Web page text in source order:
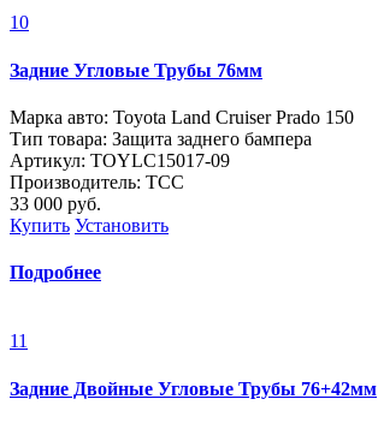
10
Задние Угловые Трубы 76мм
Марка авто: Toyota Land Cruiser Prado 150
Тип товара: Защита заднего бампера
Артикул: TOYLC15017-09
Производитель: ТСС
33 000 руб.
Купить Установить
Подробнее
11
Задние Двойные Угловые Трубы 76+42мм